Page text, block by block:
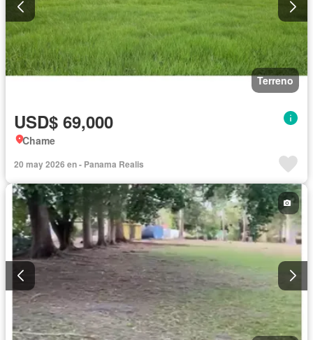
Terreno
USD$ 69,000
Chame
20 may 2026 en - Panama Realis